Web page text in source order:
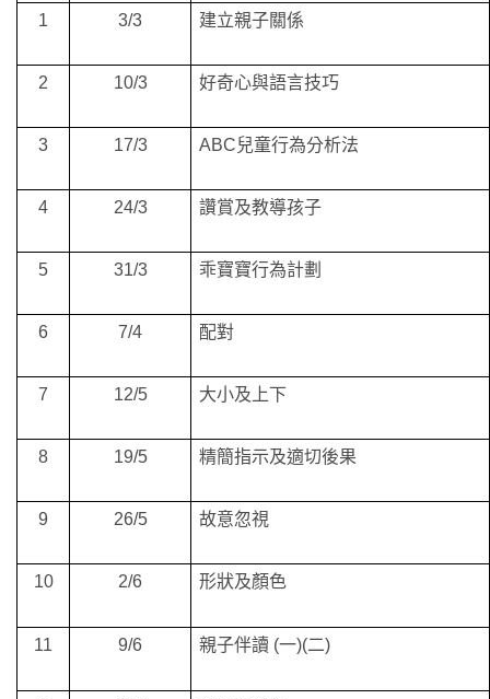
1 3/3 建立親子關係
2 10/3 好奇心與語言技巧
3 17/3 ABC兒童行為分析法
4 24/3 讚賞及教導孩子
5 31/3 乖寶寶行為計劃
6 7/4 配對
7 12/5 大小及上下
8 19/5 精簡指示及適切後果
9 26/5 故意忽視
10 2/6 形狀及顏色
11 9/6 親子伴讀 (一)(二)